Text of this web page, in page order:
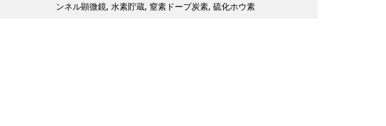
ンネル顕微鏡, 水素貯蔵, 窒素ドープ炭素, 硫化ホウ素